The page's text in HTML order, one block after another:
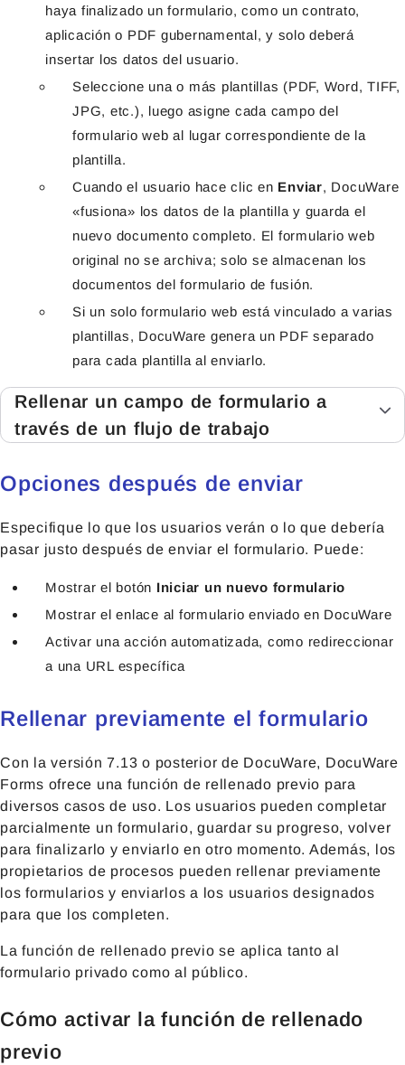
haya finalizado un formulario, como un contrato,
aplicación o PDF gubernamental, y solo deberá
insertar los datos del usuario.
Seleccione una o más plantillas (PDF, Word, TIFF,
JPG, etc.), luego asigne cada campo del
formulario web al lugar correspondiente de la
plantilla.
Cuando el usuario hace clic en Enviar, DocuWare
«fusiona» los datos de la plantilla y guarda el
nuevo documento completo. El formulario web
original no se archiva; solo se almacenan los
documentos del formulario de fusión.
Si un solo formulario web está vinculado a varias
plantillas, DocuWare genera un PDF separado
para cada plantilla al enviarlo.
Rellenar un campo de formulario a
través de un flujo de trabajo
Opciones después de enviar
Especifique lo que los usuarios verán o lo que debería
pasar justo después de enviar el formulario. Puede:
Mostrar el botón Iniciar un nuevo formulario
Mostrar el enlace al formulario enviado en DocuWare
Activar una acción automatizada, como redireccionar
a una URL específica
Rellenar previamente el formulario
Con la versión 7.13 o posterior de DocuWare, DocuWare
Forms ofrece una función de rellenado previo para
diversos casos de uso. Los usuarios pueden completar
parcialmente un formulario, guardar su progreso, volver
para finalizarlo y enviarlo en otro momento. Además, los
propietarios de procesos pueden rellenar previamente
los formularios y enviarlos a los usuarios designados
para que los completen.
La función de rellenado previo se aplica tanto al
formulario privado como al público.
Cómo activar la función de rellenado
previo